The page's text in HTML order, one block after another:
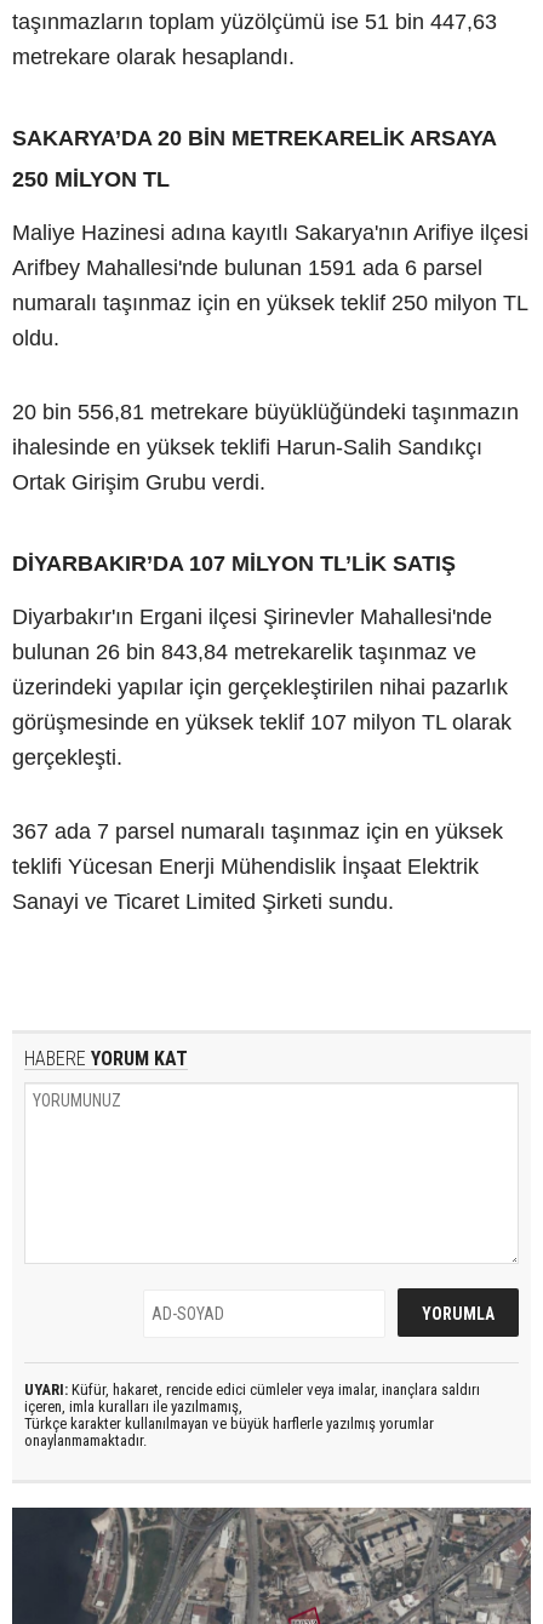
taşınmazların toplam yüzölçümü ise 51 bin 447,63
metrekare olarak hesaplandı.
SAKARYA’DA 20 BİN METREKARELİK ARSAYA
250 MİLYON TL
Maliye Hazinesi adına kayıtlı Sakarya'nın Arifiye ilçesi
Arifbey Mahallesi'nde bulunan 1591 ada 6 parsel
numaralı taşınmaz için en yüksek teklif 250 milyon TL
oldu.
20 bin 556,81 metrekare büyüklüğündeki taşınmazın
ihalesinde en yüksek teklifi Harun-Salih Sandıkçı
Ortak Girişim Grubu verdi.
DİYARBAKIR’DA 107 MİLYON TL’LİK SATIŞ
Diyarbakır'ın Ergani ilçesi Şirinevler Mahallesi'nde
bulunan 26 bin 843,84 metrekarelik taşınmaz ve
üzerindeki yapılar için gerçekleştirilen nihai pazarlık
görüşmesinde en yüksek teklif 107 milyon TL olarak
gerçekleşti.
367 ada 7 parsel numaralı taşınmaz için en yüksek
teklifi Yücesan Enerji Mühendislik İnşaat Elektrik
Sanayi ve Ticaret Limited Şirketi sundu.
HABERE YORUM KAT
UYARI: Küfür, hakaret, rencide edici cümleler veya imalar, inançlara saldırı
içeren, imla kuralları ile yazılmamış,
Türkçe karakter kullanılmayan ve büyük harflerle yazılmış yorumlar
onaylanmamaktadır.